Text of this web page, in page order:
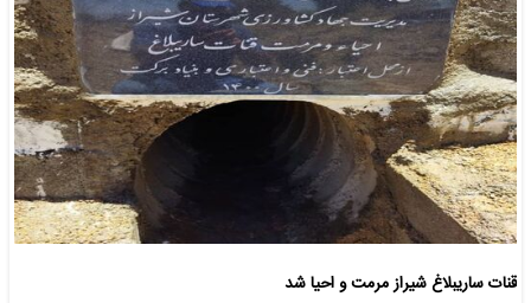
قنات ساریبلاغ شیراز مرمت و احیا شد